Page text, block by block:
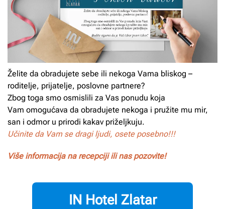
Želite da obradujete sebe ili nekoga Vama bliskog –
roditelje, prijatelje, poslovne partnere?
Zbog toga smo osmislili za Vas ponudu koja
Vam omogućava da obradujete nekoga i pružite mu mir,
san i odmor u prirodi kakav priželjkuju.
Učinite da Vam se dragi ljudi, osete posebno!!!
Više informacija na recepciji ili nas pozovite!
IN Hotel Zlatar